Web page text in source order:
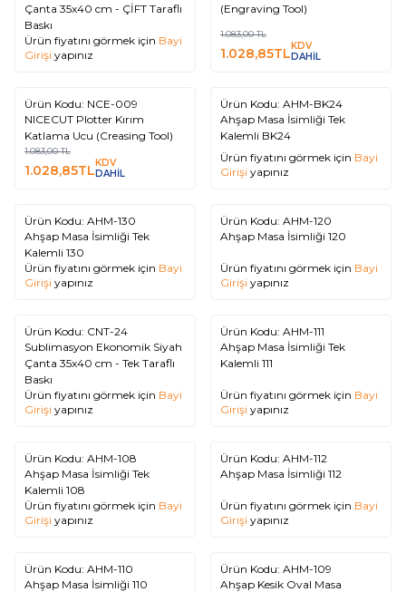
Çanta 35x40 cm - ÇİFT Taraflı
Baskı
Ürün fiyatını görmek için Bayi
Girişi yapınız
(Engraving Tool)
1.083,00TL
1.028,85TLKDV
DAHİL
%
5
Ürün Kodu: NCE-009
NICECUT Plotter Kırım
Katlama Ucu (Creasing Tool)
1.083,00TL
1.028,85TLKDV
DAHİL
Ürün Kodu: AHM-BK24
Ahşap Masa İsimliği Tek
Kalemli BK24
Ürün fiyatını görmek için Bayi
Girişi yapınız
Ürün Kodu: AHM-130
Ahşap Masa İsimliği Tek
Kalemli 130
Ürün fiyatını görmek için Bayi
Girişi yapınız
Ürün Kodu: AHM-120
Ahşap Masa İsimliği 120
Ürün fiyatını görmek için Bayi
Girişi yapınız
Ürün Kodu: CNT-24
Sublimasyon Ekonomik Siyah
Çanta 35x40 cm - Tek Taraflı
Baskı
Ürün fiyatını görmek için Bayi
Girişi yapınız
Ürün Kodu: AHM-111
Ahşap Masa İsimliği Tek
Kalemli 111
Ürün fiyatını görmek için Bayi
Girişi yapınız
Ürün Kodu: AHM-108
Ahşap Masa İsimliği Tek
Kalemli 108
Ürün fiyatını görmek için Bayi
Girişi yapınız
Ürün Kodu: AHM-112
Ahşap Masa İsimliği 112
Ürün fiyatını görmek için Bayi
Girişi yapınız
Ürün Kodu: AHM-110
Ahşap Masa İsimliği 110
Ürün Kodu: AHM-109
Ahşap Kesik Oval Masa